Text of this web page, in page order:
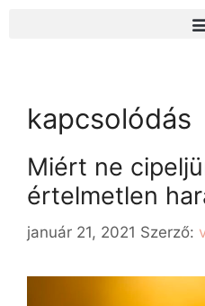
kapcsolódás
Miért ne
értelmetlen
január 21, 2021 Szerző: